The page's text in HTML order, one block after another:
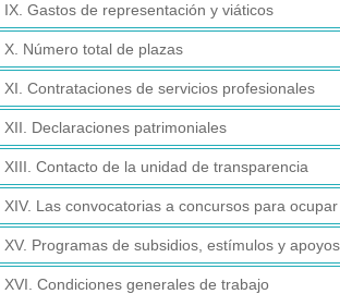
IX. Gastos de representación y viáticos
X. Número total de plazas
XI. Contrataciones de servicios profesionales
XII. Declaraciones patrimoniales
XIII. Contacto de la unidad de transparencia
XIV. Las convocatorias a concursos para
XV. Programas de subsidios, estímulos y apoyos
XVI. Condiciones generales de trabajo